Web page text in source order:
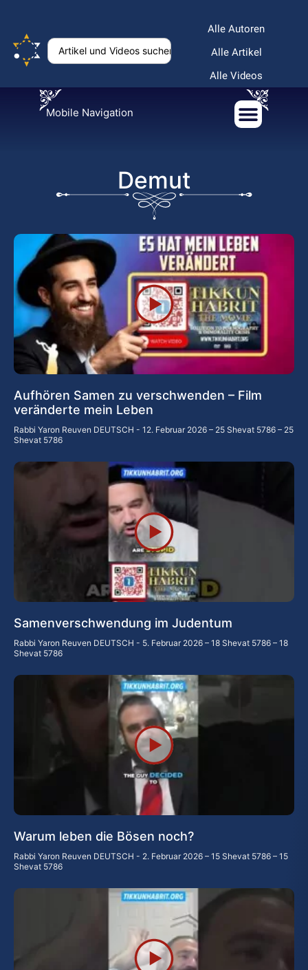
Alle Autoren
Alle Artikel
Alle Videos
Mobile Navigation
Demut
Aufhören Samen zu verschwenden – Film
veränderte mein Leben
Rabbi Yaron Reuven DEUTSCH
12. Februar 2026 – 25 Shevat 5786 – 25
Shevat 5786
Samenverschwendung im Judentum
Rabbi Yaron Reuven DEUTSCH
5. Februar 2026 – 18 Shevat 5786 – 18
Shevat 5786
Warum leben die Bösen noch?
Rabbi Yaron Reuven DEUTSCH
2. Februar 2026 – 15 Shevat 5786 – 15
Shevat 5786